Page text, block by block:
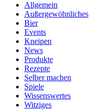
Allgemein
Außergewöhnliches
Bier
Events
Kneipen
News
Produkte
Rezepte
Selber machen
Spiele
Wissenswertes
Witziges